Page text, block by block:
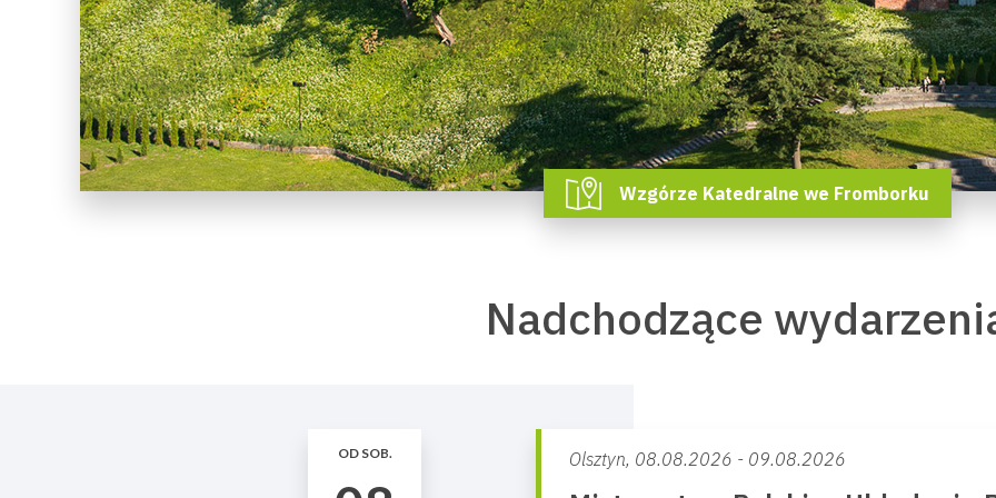
Wzgórze Katedralne we Fromborku
Nadchodzące
OD SOB. Olsztyn, 08.08.2026 - 09.08.2026